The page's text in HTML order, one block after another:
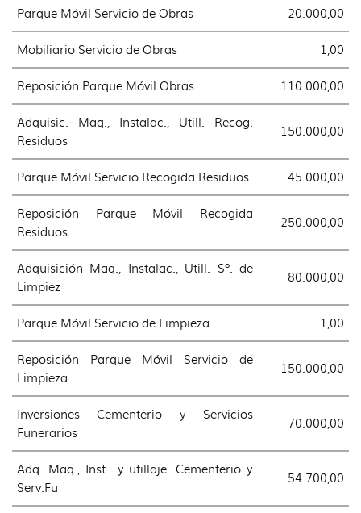
Parque Móvil Servicio de Obras 20.000,00
Mobiliario Servicio de Obras 1,00
Reposición Parque Móvil Obras 110.000,00
Adquisic. Maq., Instalac., Utill. Recog.
Residuos
150.000,00
Parque Móvil Servicio Recogida Residuos 45.000,00
Reposición Parque Móvil Recogida
Residuos
250.000,00
Adquisición Maq., Instalac., Utill. Sº. de
Limpiez
80.000,00
Parque Móvil Servicio de Limpieza 1,00
Reposición Parque Móvil Servicio de
Limpieza
150.000,00
Inversiones Cementerio y Servicios
Funerarios
70.000,00
Adq. Maq., Inst.. y utillaje. Cementerio y
Serv.Fu
54.700,00